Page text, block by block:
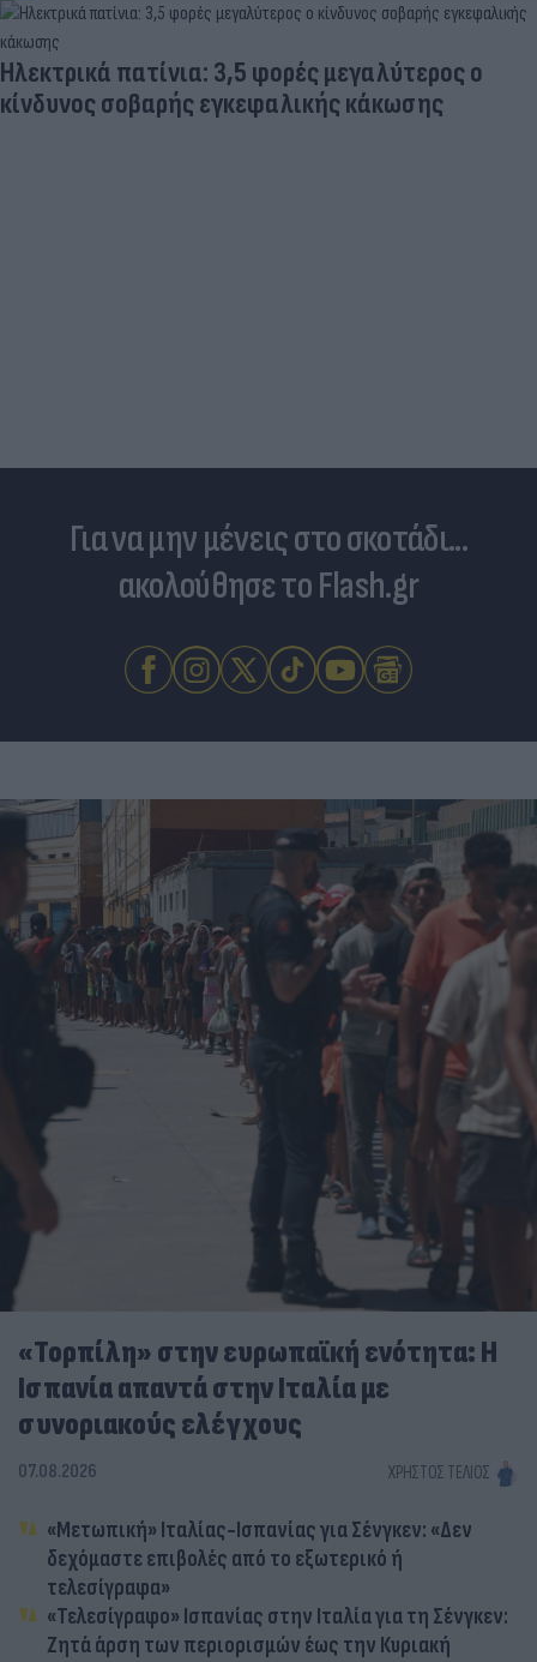
Ηλεκτρικά πατίνια: 3,5 φορές μεγαλύτερος ο
κίνδυνος σοβαρής εγκεφαλικής κάκωσης
Για να μην μένεις στο σκοτάδι...
ακολούθησε το Flash.gr
«Τορπίλη» στην ευρωπαϊκή ενότητα: Η
Ισπανία απαντά στην Ιταλία με
συνοριακούς ελέγχους
07.08.2026 ΧΡΉΣΤΟΣ ΤΈΛΙΟΣ
«Μετωπική» Ιταλίας-Ισπανίας για Σένγκεν: «Δεν
δεχόμαστε επιβολές από το εξωτερικό ή
τελεσίγραφα»
«Τελεσίγραφο» Ισπανίας στην Ιταλία για τη Σένγκεν:
Ζητά άρση των περιορισμών έως την Κυριακή